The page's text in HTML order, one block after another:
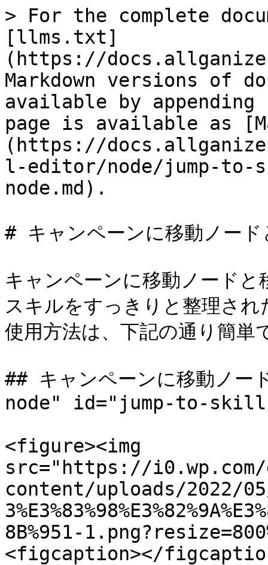
> For the complete
[llms.txt]
(https://
Markdown versions of
available by
page is available as
(https://
l-editor/node/jump-to-
node.md).
# キャンペーンに移動ノード
キャンペーンに移動ノード
スキルをすっきりと整理さ
使用方法は、下記の通り簡単
## キャンペーンに移動
node" id="jump-to-
<figure><img
src="https://
content/uploads/2022/05/
8B%951-
<figcaption></